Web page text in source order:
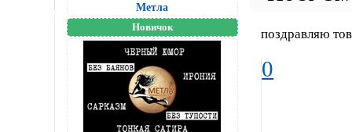
Метла
Новичок поздравляю
0